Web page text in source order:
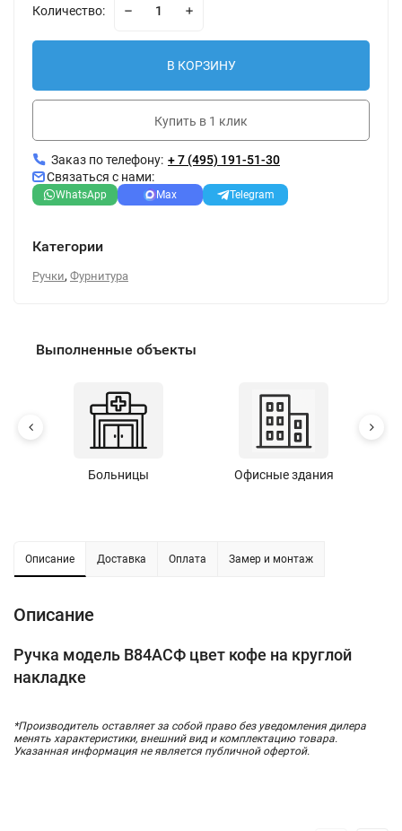
Количество:
В КОРЗИНУ
Купить в 1 клик
Заказ по телефону: + 7 (495) 191-51-30
Связаться с нами:
WhatsApp Max Telegram
Категории
Ручки, Фурнитура
Выполненные объекты
Больницы Офисные здания
Описание Доставка Оплата Замер и монтаж
Описание
Ручка модель В84АСФ цвет кофе на круглой
накладке
*Производитель оставляет за собой право без уведомления дилера
менять характеристики, внешний вид и комплектацию товара.
Указанная информация не является публичной офертой.